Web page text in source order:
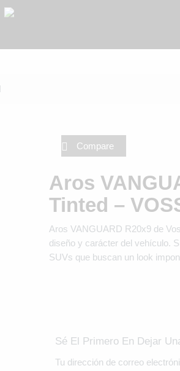
Aros
Tinted –
Aros VANGUARD R20x9 de
diseño y carácter del vehículo.
SUVs que buscan un look
Compare
Sé El Primero En Dejar
Tu dirección de correo